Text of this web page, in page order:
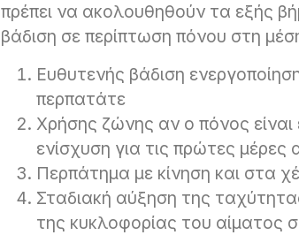
πρέπει να ακολουθηθούν τα εξής
βάδιση σε περίπτωση πόνου στη
Ευθυτενής βάδιση
περπατάτε
Χρήσης ζώνης αν ο πόνος είναι
ενίσχυση για τις πρώτες μέρες
Περπάτημα με κίνηση και στα
Σταδιακή αύξηση της
της κυκλοφορίας του αίματος